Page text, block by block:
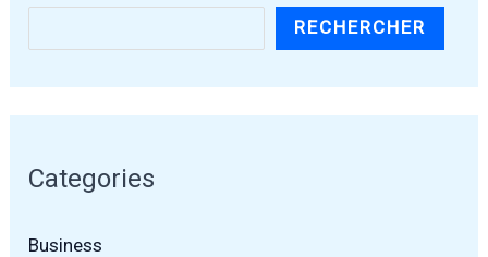
RECHERCHER
Categories
Business